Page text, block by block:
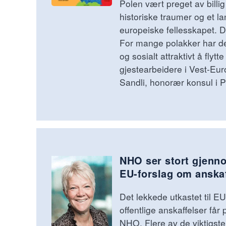
Polen vært preget av
historiske traumer og et
europeiske fellesskapet.
For mange polakker har
og sosialt attraktivt å
gjestearbeidere i Vest-
Sandli, honorær konsul i
NHO ser stort
EU-forslag om
Det lekkede utkastet til
offentlige anskaffelser får
NHO. Flere av de